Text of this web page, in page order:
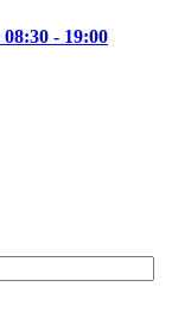
08:30 - 19:00